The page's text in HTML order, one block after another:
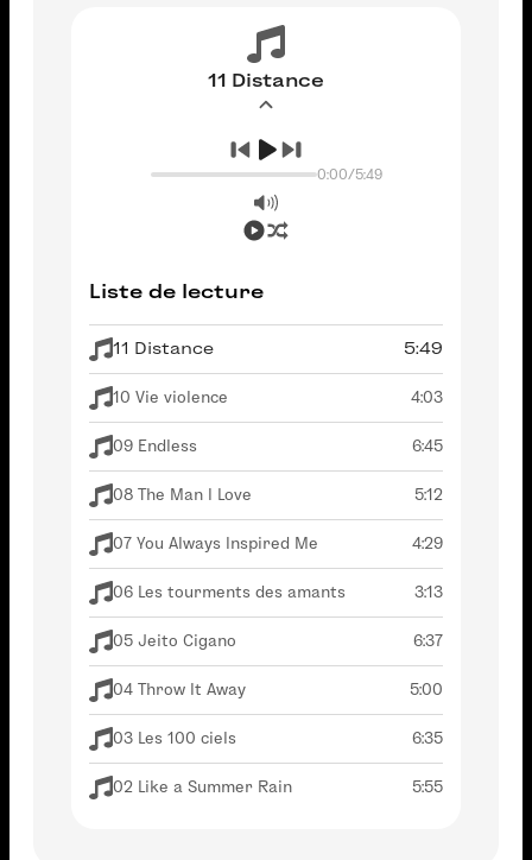
11 Distance
0:00/5:49
Liste de lecture
11 Distance 5:49
10 Vie violence 4:03
09 Endless 6:45
08 The Man I Love 5:12
07 You Always Inspired Me 4:29
06 Les tourments des amants 3:13
05 Jeito Cigano 6:37
04 Throw It Away 5:00
03 Les 100 ciels 6:35
02 Like a Summer Rain 5:55